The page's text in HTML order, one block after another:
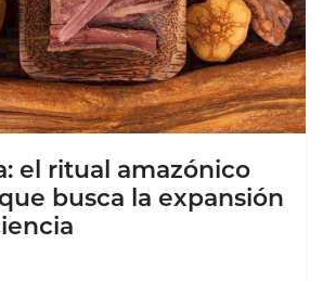
el ritual amazónico
busca la expansión